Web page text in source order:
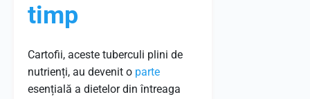
timp
Cartofii, aceste tuberculi plini de
nutrienți, au devenit o parte
esențială a dietelor din întreaga